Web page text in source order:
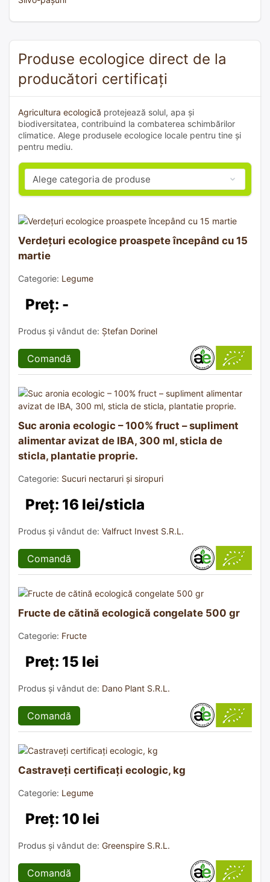
Produse ecologice direct de la
producători certificați
Agricultura ecologică protejează solul, apa și
biodiversitatea, contribuind la combaterea schimbărilor
climatice. Alege produsele ecologice locale pentru tine și
pentru mediu.
Verdețuri ecologice proaspete începând cu 15
martie
Categorie: Legume
Preț: -
Produs și vândut de: Ștefan Dorinel
Comandă
Suc aronia ecologic – 100% fruct – supliment
alimentar avizat de IBA, 300 ml, sticla de
sticla, plantatie proprie.
Categorie: Sucuri nectaruri și siropuri
Preț: 16 lei/sticla
Produs și vândut de: Valfruct Invest S.R.L.
Comandă
Fructe de cătină ecologică congelate 500 gr
Categorie: Fructe
Preț: 15 lei
Produs și vândut de: Dano Plant S.R.L.
Comandă
Castraveți certificați ecologic, kg
Categorie: Legume
Preț: 10 lei
Produs și vândut de: Greenspire S.R.L.
Comandă